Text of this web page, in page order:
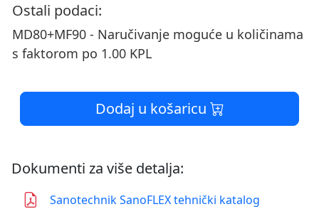
Ostali podaci:
MD80+MF90 - Naručivanje moguće u količinama
s faktorom po 1.00 KPL
Dodaj u košaricu
Dokumenti za više detalja:
Sanotechnik SanoFLEX tehnički katalog